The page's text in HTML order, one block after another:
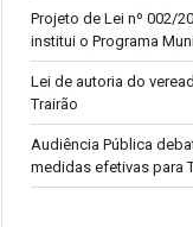
Projeto de Lei nº 002/
institui o Programa
Lei de autoria do
Trairão
Audiência Pública
medidas efetivas para